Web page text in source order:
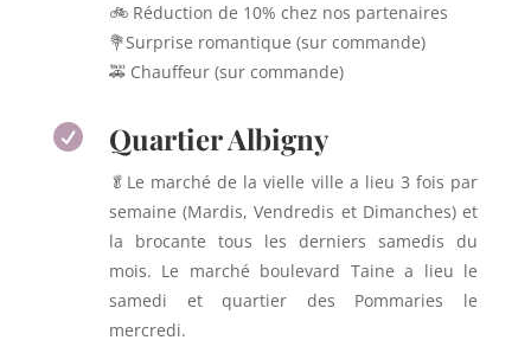
🚲 Réduction de 10% chez nos partenaires
💐Surprise romantique (sur commande)
🚕 Chauffeur (sur commande)
 Quartier Albigny
🥬Le marché de la vielle ville a lieu 3 fois par
semaine (Mardis, Vendredis et Dimanches) et
la brocante tous les derniers samedis du
mois. Le marché boulevard Taine a lieu le
samedi et quartier des Pommaries le
mercredi.